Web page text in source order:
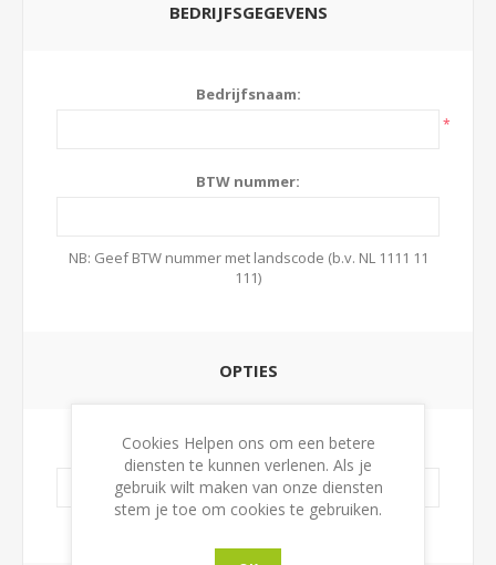
BEDRIJFSGEGEVENS
Bedrijfsnaam:
*
BTW nummer:
NB: Geef BTW nummer met landscode (b.v. NL 1111 11
111)
OPTIES
Telefoonnummer:
Cookies Helpen ons om een betere
diensten te kunnen verlenen. Als je
gebruik wilt maken van onze diensten
stem je toe om cookies te gebruiken.